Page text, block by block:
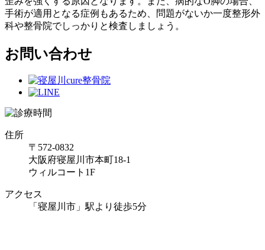
手術が適用となる症例もあるため、問題がないか一度整形外
科や整骨院でしっかりと検査しましょう。
お問い合わせ
住所
〒572-0832
大阪府寝屋川市本町18-1
ウィルコート1F
アクセス
「寝屋川市」駅より徒歩5分